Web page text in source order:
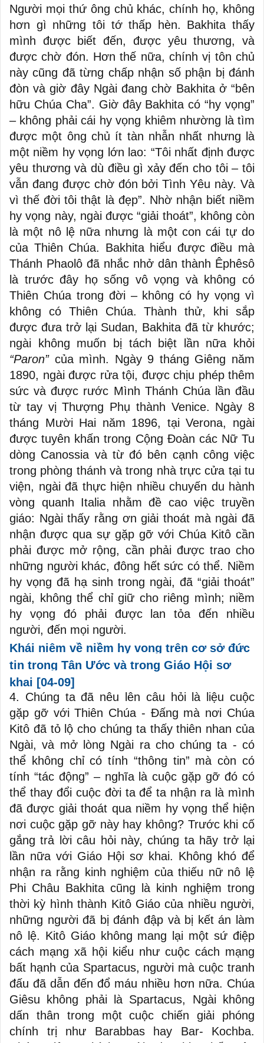
Người mọi thứ ông chủ khác, chính họ, không
hơn gì những tôi tớ thấp hèn. Bakhita thấy
mình được biết đến, được yêu thương, và
được chờ đón. Hơn thế nữa, chính vị tôn chủ
này cũng đã từng chấp nhận số phận bị đánh
đòn và giờ đây Ngài đang chờ Bakhita ở “bên
hữu Chúa Cha”. Giờ đây Bakhita có “hy vọng”
– không phải cái hy vọng khiêm nhường là tìm
được một ông chủ ít tàn nhẫn nhất nhưng là
một niềm hy vọng lớn lao: “Tôi nhất định được
yêu thương và dù điều gì xảy đến cho tôi – tôi
vẫn đang được chờ đón bởi Tình Yêu này. Và
vì thế đời tôi thật là đẹp”. Nhờ nhận biết niềm
hy vọng này, ngài được “giải thoát”, không còn
là một nô lệ nữa nhưng là một con cái tự do
của Thiên Chúa. Bakhita hiểu được điều mà
Thánh Phaolô đã nhắc nhở dân thành Êphêsô
là trước đây họ sống vô vọng và không có
Thiên Chúa trong đời – không có hy vọng vì
không có Thiên Chúa. Thành thử, khi sắp
được đưa trở lại Sudan, Bakhita đã từ khước;
ngài không muốn bị tách biệt lần nữa khỏi
“Paron”của mình. Ngày 9 tháng Giêng năm
1890, ngài được rửa tội, được chịu phép thêm
sức và được rước Mình Thánh Chúa lần đầu
từ tay vị Thượng Phụ thành Venice. Ngày 8
tháng Mười Hai năm 1896, tại Verona, ngài
được tuyên khấn trong Cộng Đoàn các Nữ Tu
dòng Canossia và từ đó bên cạnh công việc
trong phòng thánh và trong nhà trực cửa tại tu
viện, ngài đã thực hiện nhiều chuyến du hành
vòng quanh Italia nhằm đề cao việc truyền
giáo: Ngài thấy rằng ơn giải thoát mà ngài đã
nhận được qua sự gặp gỡ với Chúa Kitô cần
phải được mở rộng, cần phải được trao cho
những người khác, đông hết sức có thể. Niềm
hy vọng đã hạ sinh trong ngài, đã “giải thoát”
ngài, không thể chỉ giữ cho riêng mình; niềm
hy vọng đó phải được lan tỏa đến nhiều
người, đến mọi người.
Khái niệm về niềm hy vọng trên cơ sở đức
tin trong Tân Ước và trong Giáo Hội sơ
khai [04-09]
4. Chúng ta đã nêu lên câu hỏi là liệu cuộc
gặp gỡ với Thiên Chúa - Đấng mà nơi Chúa
Kitô đã tỏ lộ cho chúng ta thấy thiên nhan của
Ngài, và mở lòng Ngài ra cho chúng ta - có
thể không chỉ có tính “thông tin” mà còn có
tính “tác động” – nghĩa là cuộc gặp gỡ đó có
thể thay đổi cuộc đời ta để ta nhận ra là mình
đã được giải thoát qua niềm hy vọng thể hiện
nơi cuộc gặp gỡ này hay không? Trước khi cố
gắng trả lời câu hỏi này, chúng ta hãy trở lại
lần nữa với Giáo Hội sơ khai. Không khó để
nhận ra rằng kinh nghiệm của thiếu nữ nô lệ
Phi Châu Bakhita cũng là kinh nghiệm trong
thời kỳ hình thành Kitô Giáo của nhiều người,
những người đã bị đánh đập và bị kết án làm
nô lệ. Kitô Giáo không mang lại một sứ điệp
cách mạng xã hội kiểu như cuộc cách mạng
bất hạnh của Spartacus, người mà cuộc tranh
đấu đã dẫn đến đổ máu nhiều hơn nữa. Chúa
Giêsu không phải là Spartacus, Ngài không
dấn thân trong một cuộc chiến giải phóng
chính trị như Barabbas hay Bar- Kochba.